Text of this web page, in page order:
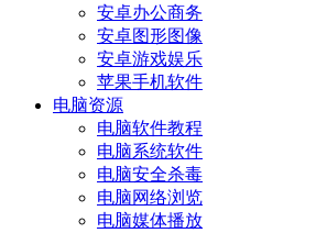
安卓办公商务
安卓图形图像
安卓游戏娱乐
苹果手机软件
电脑资源
电脑软件教程
电脑系统软件
电脑安全杀毒
电脑网络浏览
电脑媒体播放